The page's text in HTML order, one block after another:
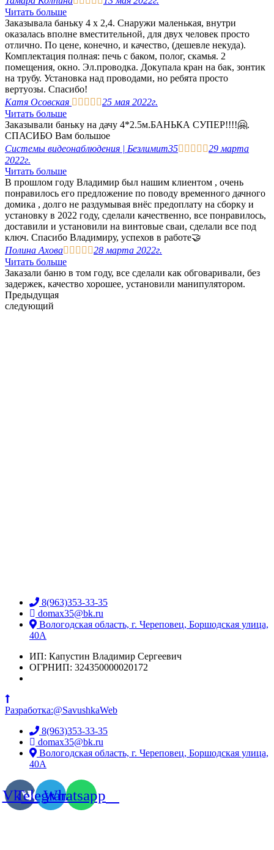
Читать больше
Заказывала баньку 4 х 2,4. Снаружи маленькая, внутри
оказалась вполне вместительной, для двух человек просто
отлично. По цене, конечно, и качество, (дешевле некуда).
Комплектация полная: печь с баком, полог, скамья. 2
помещения, окно. Эл.проводка. Докупала кран на бак, зонтик
на трубу. Установка над проводами, но ребята просто
вертуозы. Спасибо!
Катя Осовская     25 мая 2022г.
Читать больше
Заказывали баньку на дачу 4*2.5м.БАНЬКА СУПЕР!!!!🤗.
СПАСИБО Вам большое
Системы видеонаблюдения | Безлимит35    29 марта
2022г.
Читать больше
В прошлом году Владимир был нашим клиентом , очень
понравилось его предложение по поводу временного дачного
домика , долго не раздумывая внёс предоплату на сборку и
установку в 2022 году, сделали качественно, все понравилось,
доставили и установили на винтовые сваи, сделали все под
ключ. Спасибо Владимиру, успехов в работе🤝
Полина Ахова    28 марта 2022г.
Читать больше
Заказали баню в том году, все сделали как обговаривали, без
задержек, качество хорошее, установили манипулятором.
Предыдущая
следующий
8(963)353-33-35
domax35@bk.ru
Вологодская область, г. Череповец, Боршодская улица,
40А
ИП: Капустин Владимир Сергеевич
ОГРНИП: 324350000020172
Разработка:@SavushkaWeb
8(963)353-33-35
domax35@bk.ru
Вологодская область, г. Череповец, Боршодская улица,
40А
VkTelegramWhatsapp